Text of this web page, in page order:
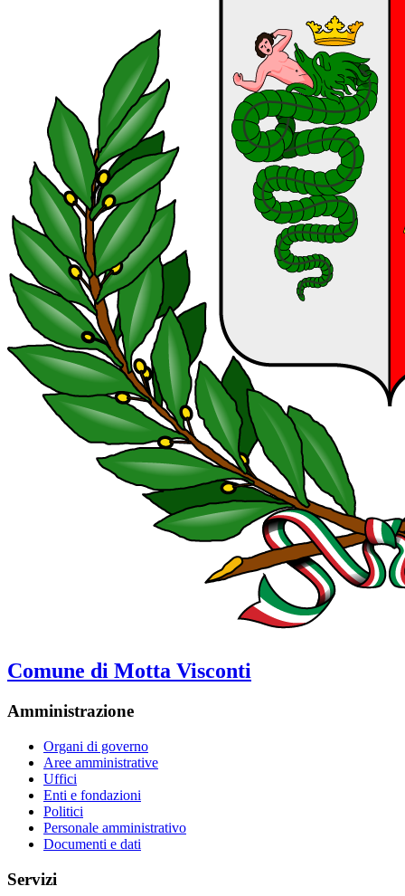
Comune di Motta Visconti
Amministrazione
Organi di governo
Aree amministrative
Uffici
Enti e fondazioni
Politici
Personale amministrativo
Documenti e dati
Servizi